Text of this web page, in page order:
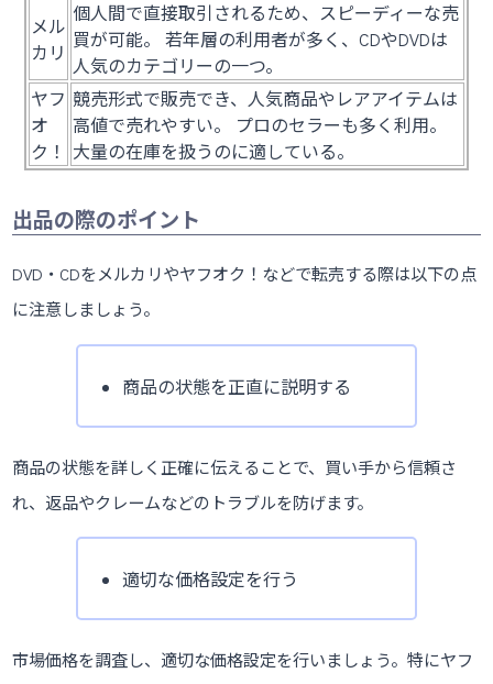
メル
カリ
個人間で直接取引されるため、スピーディーな売
買が可能。 若年層の利用者が多く、CDやDVDは
人気のカテゴリーの一つ。
ヤフ
オ
ク！
競売形式で販売でき、人気商品やレアアイテムは
高値で売れやすい。 プロのセラーも多く利用。
大量の在庫を扱うのに適している。
出品の際のポイント
DVD・CDをメルカリやヤフオク！などで転売する際は以下の点
に注意しましょう。
商品の状態を正直に説明する
商品の状態を詳しく正確に伝えることで、買い手から信頼さ
れ、返品やクレームなどのトラブルを防げます。
適切な価格設定を行う
市場価格を調査し、適切な価格設定を行いましょう。特にヤフ